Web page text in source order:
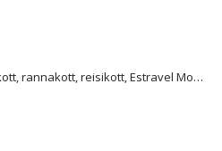
LOQI kandekott, rannakott, reisikott, Estravel Mountain Bag